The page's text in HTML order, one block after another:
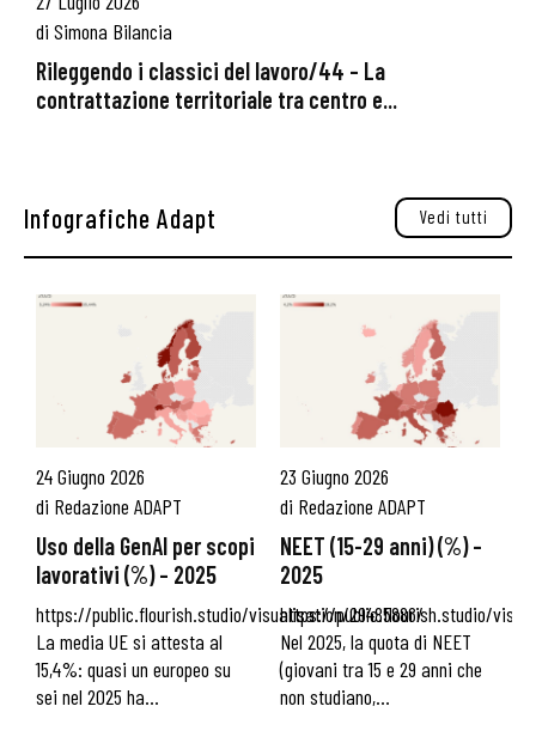
di Simona Bilancia
Rileggendo i classici del lavoro/44 – La
contrattazione territoriale tra centro e...
Infografiche Adapt Vedi tutti
24 Giugno 2026
di Redazione ADAPT
Uso della GenAI per scopi
lavorativi (%) – 2025
https://public.flourish.studio/visualisation/29485886/
La media UE si attesta al
15,4%: quasi un europeo su
sei nel 2025 ha...
23 Giugno 2026
di Redazione ADAPT
NEET (15-29 anni) (%) –
2025
https://public.flourish.studio/
Nel 2025, la quota di NEET
(giovani tra 15 e 29 anni che
non studiano,...